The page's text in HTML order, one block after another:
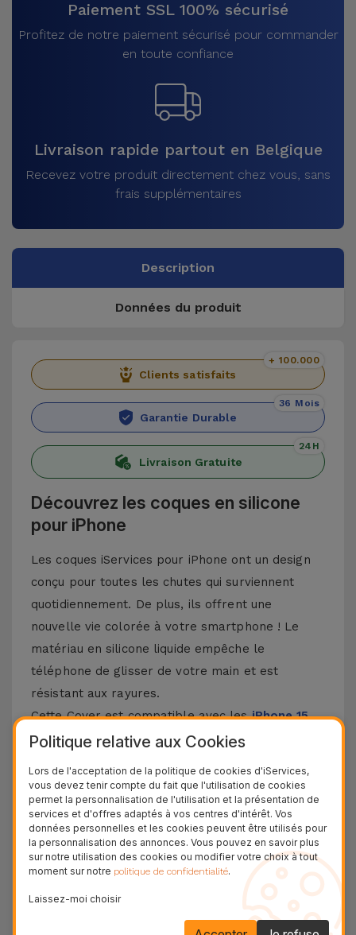
Paiement SSL 100% sécurisé
Profitez de notre paiement sécurisé pour commander
en toute confiance
Livraison rapide partout en Belgique
Recevez votre produit directement chez vous, sans
frais supplémentaires
Description
Données du produit
Clients satisfaits
+ 100.000
Garantie Durable
36 Mois
Livraison Gratuite
24H
Découvrez les coques en silicone
pour iPhone
Les coques iServices pour iPhone ont un design
conçu pour toutes les chutes qui surviennent
quotidiennement. De plus, ils offrent une
nouvelle vie colorée à votre smartphone ! Le
matériau en silicone liquide empêche le
téléphone de glisser de votre main et est
résistant aux rayures.
Cette Cover est compatible avec lesiPhone 15,
14, 13, 12, entre autres, ainsi qu'avec le modèle le
Protection à 3 couches avec coques en
silicone
Nos coques en silicone pour iPhone ont une
construction robuste et de qualité, avec une
construction à trois couches, pour éviter au
maximum les accidents et les casses !
Politique relative aux Cookies
Lors de l'acceptation de la politique de cookies d'iServices,
vous devez tenir compte du fait que l'utilisation de cookies
permet la personnalisation de l'utilisation et la présentation de
services et d'offres adaptés à vos centres d'intérêt. Vos
données personnelles et les cookies peuvent être utilisés pour
la personnalisation des annonces. Vous pouvez en savoir plus
sur notre utilisation des cookies ou modifier votre choix à tout
moment sur notre politique de confidentialité.
Laissez-moi choisir